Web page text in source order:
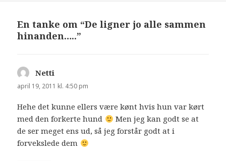
En tanke om “De ligner jo alle sammen
hinanden…..”
Netti
april 19, 2011 kl. 4:50 pm
Hehe det kunne ellers være kønt hvis hun var kørt
med den forkerte hund
Men jeg kan godt se at
de ser meget ens ud, så jeg forstår godt at i
forvekslede dem